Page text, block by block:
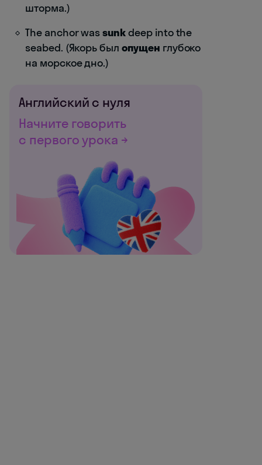
шторма.)
The anchor wassunkdeep into the
seabed. (Якорь былопущен глубоко
на морское дно.)
Английский с нуля
Начните говорить
с первого урока →